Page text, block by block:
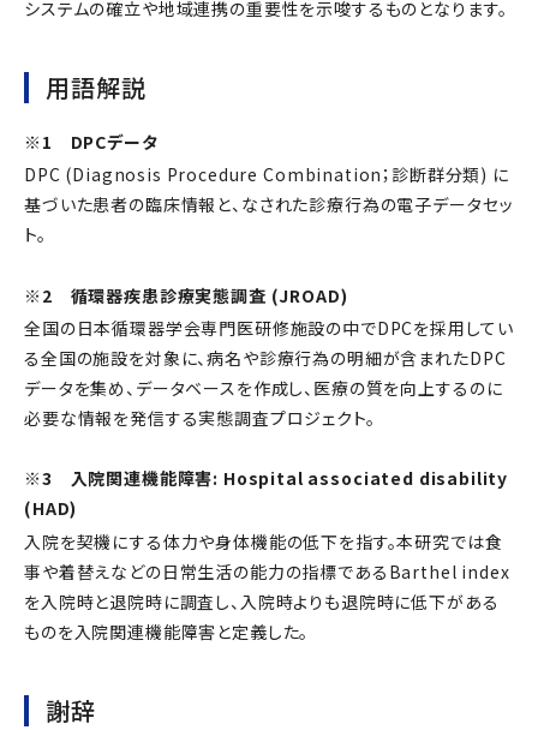
システムの確立や地域連携の重要性を示唆するものとなります。
用語解説
※1 DPCデータ
DPC (Diagnosis Procedure Combination；診断群分類) に
基づいた患者の臨床情報と、なされた診療行為の電子データセッ
ト。
※2 循環器疾患診療実態調査 (JROAD)
全国の日本循環器学会専門医研修施設の中でDPCを採用してい
る全国の施設を対象に、病名や診療行為の明細が含まれたDPC
データを集め、データベースを作成し、医療の質を向上するのに
必要な情報を発信する実態調査プロジェクト。
※3 入院関連機能障害: Hospital associated disability
(HAD)
入院を契機にする体力や身体機能の低下を指す。本研究では食
事や着替えなどの日常生活の能力の指標であるBarthel index
を入院時と退院時に調査し、入院時よりも退院時に低下がある
ものを入院関連機能障害と定義した。
謝辞